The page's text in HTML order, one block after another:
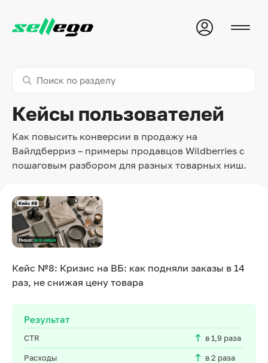
Кейсы пользователей
Как повысить конверсии в продажу на
Вайлдберриз – примеры продавцов Wildberries с
пошаговым разбором для разных товарных ниш.
Кейс №8: Кризис на ВБ: как подняли заказы в 14
раз, не снижая цену товара
Результат
CTR в 1,9 раза
Расходы в 2 раза